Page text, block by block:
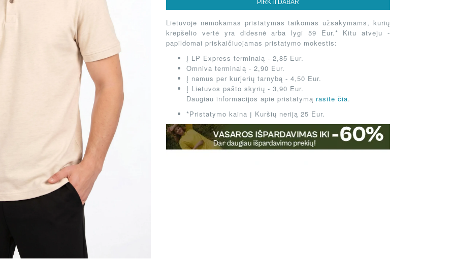
PIRKTI DABAR
Lietuvoje nemokamas pristatymas taikomas užsakymams, kurių
krepšelio vertė yra didesnė arba lygi 59 Eur.* Kitu atveju -
papildomai priskaičiuojamas pristatymo mokestis:
Į LP Express terminalą - 2,85 Eur.
Omniva terminalą - 2,90 Eur.
Į namus per kurjerių tarnybą - 4,50 Eur.
Į Lietuvos pašto skyrių - 3,90 Eur.
Daugiau informacijos apie pristatymą rasite čia.
*Pristatymo kaina į Kuršių neriją 25 Eur.